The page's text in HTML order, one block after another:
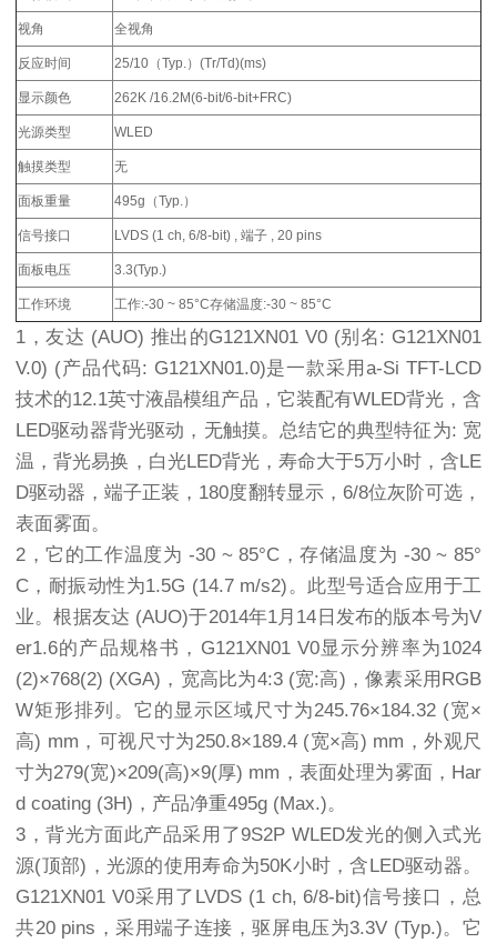
视角 全视角
反应时间 25/10（Typ.）(Tr/Td)(ms)
显示颜色 262K /16.2M(6-bit/6-bit+FRC)
光源类型 WLED
触摸类型 无
面板重量 495g（Typ.）
信号接口 LVDS (1 ch, 6/8-bit) , 端子 , 20 pins
面板电压 3.3(Typ.)
工作环境 工作:-30 ~ 85°C存储温度:-30 ~ 85°C
1，友达 (AUO) 推出的G121XN01 V0 (别名: G121XN01
V.0) (产品代码: G121XN01.0)是一款采用a-Si TFT-LCD
技术的12.1英寸液晶模组产品，它装配有WLED背光，含
LED驱动器背光驱动，无触摸。总结它的典型特征为: 宽
温，背光易换，白光LED背光，寿命大于5万小时，含LE
D驱动器，端子正装，180度翻转显示，6/8位灰阶可选，
表面雾面。
2，它的工作温度为 -30 ~ 85°C，存储温度为 -30 ~ 85°
C，耐振动性为1.5G (14.7 m/s2)。此型号适合应用于工
业。根据友达 (AUO)于2014年1月14日发布的版本号为V
er1.6的产品规格书，G121XN01 V0显示分辨率为1024
(2)×768(2) (XGA)，宽高比为4:3 (宽:高)，像素采用RGB
W矩形排列。它的显示区域尺寸为245.76×184.32 (宽×
高) mm，可视尺寸为250.8×189.4 (宽×高) mm，外观尺
寸为279(宽)×209(高)×9(厚) mm，表面处理为雾面，Har
d coating (3H)，产品净重495g (Max.)。
3，背光方面此产品采用了9S2P WLED发光的侧入式光
源(顶部)，光源的使用寿命为50K小时，含LED驱动器。
G121XN01 V0采用了LVDS (1 ch, 6/8-bit)信号接口，总
共20 pins，采用端子连接，驱屏电压为3.3V (Typ.)。它